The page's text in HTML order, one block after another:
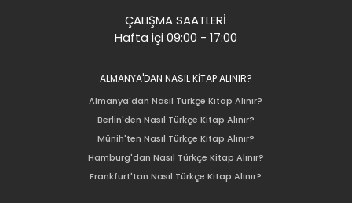
ÇALIŞMA SAATLERİ
Hafta içi 09:00 - 17:00
ALMANYA'DAN NASIL KİTAP ALINIR?
Almanya'dan Nasıl Türkçe Kitap Alınır?
Berlin'den Nasıl Türkçe Kitap Alınır?
Münih'ten Nasıl Türkçe Kitap Alınır?
Hamburg'dan Nasıl Türkçe Kitap Alınır?
Frankfurt'tan Nasıl Türkçe Kitap Alınır?